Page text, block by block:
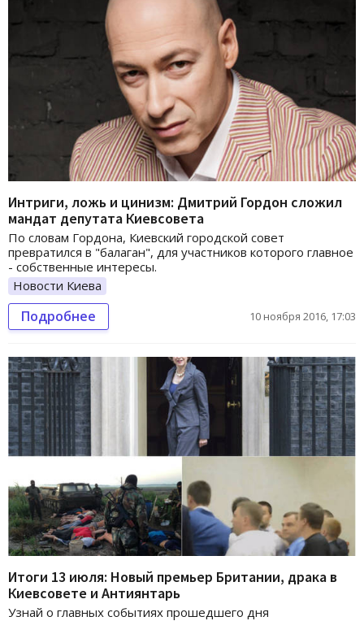
Интриги, ложь и цинизм: Дмитрий Гордон сложил
мандат депутата Киевсовета
По словам Гордона, Киевский городской совет
превратился в "балаган", для участников которого главное
- собственные интересы.
Новости Киева
Подробнее 10 ноября 2016, 17:03
Итоги 13 июля: Новый премьер Британии, драка в
Киевсовете и Антиянтарь
Узнай о главных событиях прошедшего дня